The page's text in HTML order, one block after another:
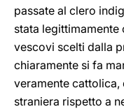
passate al clero
stata
vescovi scelti dalla
chiaramente si fa
veramente cattolica,
straniera rispetto a